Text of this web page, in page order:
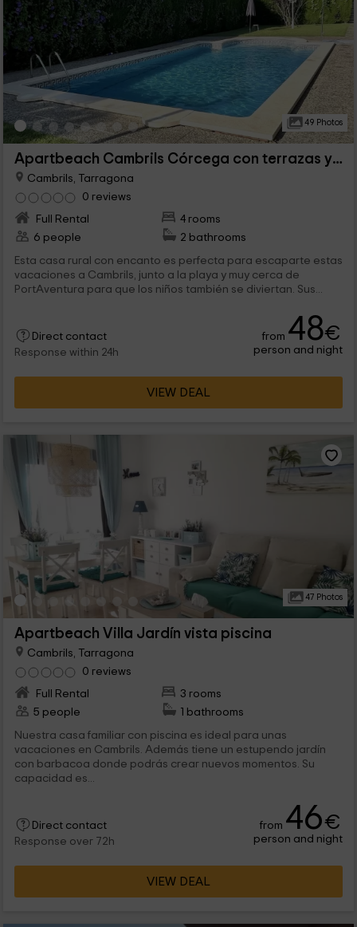
49 Photos
Apartbeach Cambrils Córcega con terrazas y piscina
Cambrils, Tarragona
0 reviews
Full Rental
4 rooms
6 people
2 bathrooms
Esta casa rural con encanto es perfecta para escaparte estas
vacaciones a Cambrils, junto a la playa y muy cerca de
PortAventura para que los niños también se diviertan. Sus...
Direct contact
Response within 24h
from 48€
person and night
VIEW DEAL
47 Photos
Apartbeach Villa Jardín vista piscina
Cambrils, Tarragona
0 reviews
Full Rental
3 rooms
5 people
1 bathrooms
Nuestra casa familiar con piscina es ideal para unas
vacaciones en Cambrils. Además tiene un estupendo jardín
con barbacoa donde podrás crear nuevos momentos. Su
capacidad es...
Direct contact
Response over 72h
from 46€
person and night
VIEW DEAL